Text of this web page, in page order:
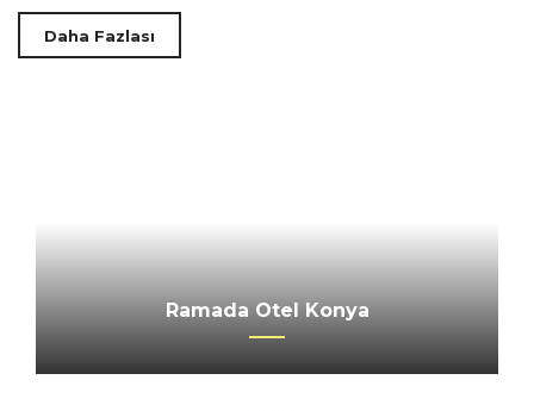
Daha Fazlası
Ramada Otel Konya
Merkez Ankara
CALIMERA SERRA PALACE OTEL